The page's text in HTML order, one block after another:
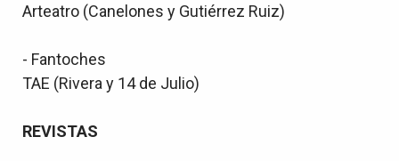
Arteatro (Canelones y Gutiérrez Ruiz)
- Fantoches
TAE (Rivera y 14 de Julio)
REVISTAS